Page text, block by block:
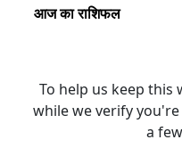
आज का राशिफल